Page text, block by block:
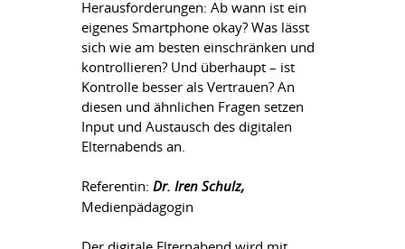
Herausforderungen: Ab wann ist ein
eigenes Smartphone okay? Was lässt
sich wie am besten einschränken und
kontrollieren? Und überhaupt – ist
Kontrolle besser als Vertrauen? An
diesen und ähnlichen Fragen setzen
Input und Austausch des digitalen
Elternabends an.
Referentin: Dr. Iren Schulz,
Medienpädagogin